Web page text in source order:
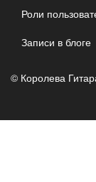
Роли
Записи в блоге
© Королева